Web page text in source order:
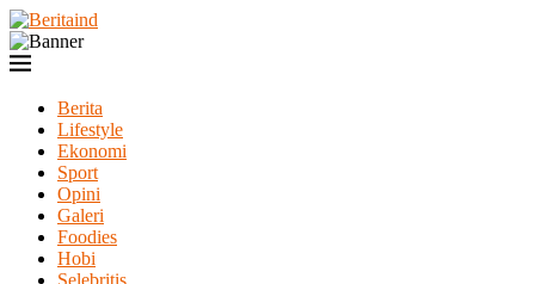
Berita
Lifestyle
Ekonomi
Sport
Opini
Galeri
Foodies
Hobi
Selebritis